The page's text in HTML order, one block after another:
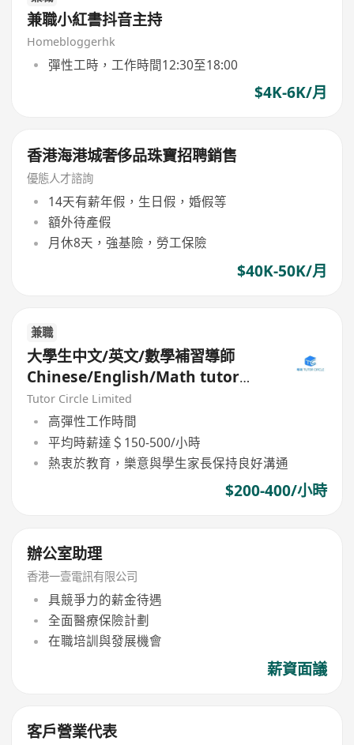
兼職小紅書抖音主持
Homebloggerhk
彈性工時，工作時間12:30至18:00
$4K-6K/月
香港海港城奢侈品珠寶招聘銷售
優態人才諮詢
14天有薪年假，生日假，婚假等
額外待產假
月休8天，強基險，勞工保險
$40K-50K/月
兼職
大學生中文/英文/數學補習導師
Chinese/English/Math tutor
(Part Time/Freelancer)
Tutor Circle Limited
高彈性工作時間
平均時薪達＄150-500/小時
熱衷於教育，樂意與學生家長保持良好溝通
$200-400/小時
辦公室助理
香港一壹電訊有限公司
具競爭力的薪金待遇
全面醫療保險計劃
在職培訓與發展機會
薪資面議
客戶營業代表